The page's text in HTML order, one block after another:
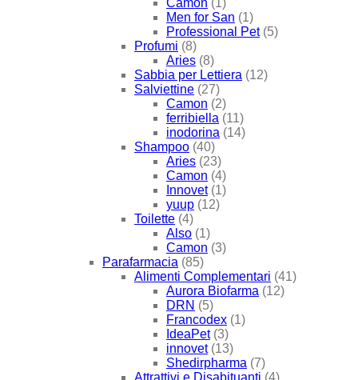
Camon (1)
Men for San (1)
Professional Pet (5)
Profumi (8)
Aries (8)
Sabbia per Lettiera (12)
Salviettine (27)
Camon (2)
ferribiella (11)
inodorina (14)
Shampoo (40)
Aries (23)
Camon (4)
Innovet (1)
yuup (12)
Toilette (4)
Also (1)
Camon (3)
Parafarmacia (85)
Alimenti Complementari (41)
Aurora Biofarma (12)
DRN (5)
Francodex (1)
IdeaPet (3)
innovet (13)
Shedirpharma (7)
Attrattivi e Disabituanti (4)